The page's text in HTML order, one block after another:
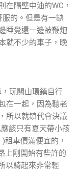
在隔壁中油的WC，
服的。但是有一缺
睡覺還一邊被鞭炮
就不少的車子，晚
玩關山環鎮自行
在一起，因為聽老
所以就鎮代會決議
該只有夏天帶小孩
租車價滿便宜的，
上剛開始有些許的
以騎起來非常輕